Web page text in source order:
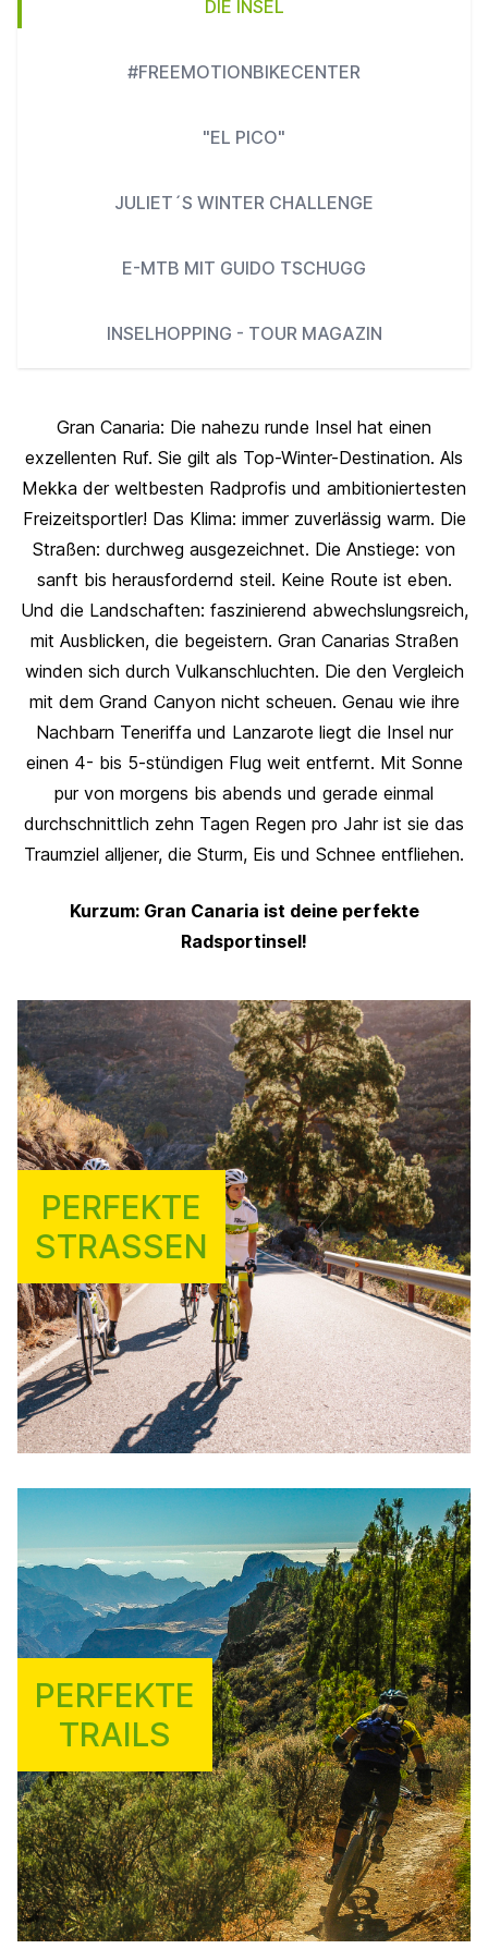
DIE INSEL
#FREEMOTIONBIKECENTER
"EL PICO"
JULIET´S WINTER CHALLENGE
E-MTB MIT GUIDO TSCHUGG
INSELHOPPING - TOUR MAGAZIN
Gran Canaria: Die nahezu runde Insel hat einen
exzellenten Ruf. Sie gilt als Top-Winter-Destination. Als
Mekka der weltbesten Radprofis und ambitioniertesten
Freizeitsportler! Das Klima: immer zuverlässig warm. Die
Straßen: durchweg ausgezeichnet. Die Anstiege: von
sanft bis herausfordernd steil. Keine Route ist eben.
Und die Landschaften: faszinierend abwechslungsreich,
mit Ausblicken, die begeistern. Gran Canarias Straßen
winden sich durch Vulkanschluchten. Die den Vergleich
mit dem Grand Canyon nicht scheuen. Genau wie ihre
Nachbarn Teneriffa und Lanzarote liegt die Insel nur
einen 4- bis 5-stündigen Flug weit entfernt. Mit Sonne
pur von morgens bis abends und gerade einmal
durchschnittlich zehn Tagen Regen pro Jahr ist sie das
Traumziel alljener, die Sturm, Eis und Schnee entfliehen.
Kurzum: Gran Canaria ist deine perfekte
Radsportinsel!
PERFEKTE
STRASSEN
PERFEKTE
TRAILS